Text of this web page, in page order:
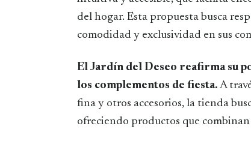
del hogar. Esta propuesta busca
comodidad y exclusividad en sus
El Jardín del Deseo reafirma su
los complementos de fiesta. A
fina y otros accesorios, la tienda
ofreciendo productos que